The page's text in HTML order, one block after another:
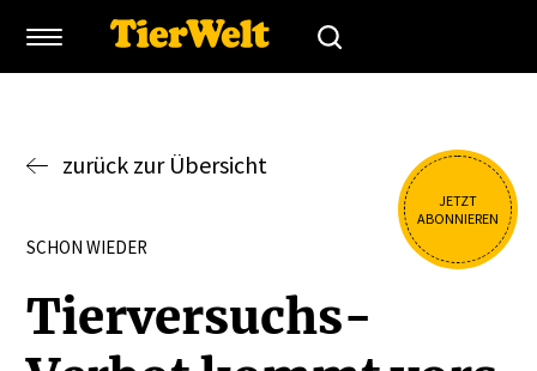
JETZT
ABONNIEREN
zurück zur Übersicht
SCHON WIEDER
Tierver­suchs-